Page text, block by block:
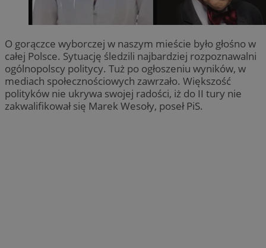
O gorączce wyborczej w naszym mieście było głośno w
całej Polsce. Sytuację śledzili najbardziej rozpoznawalni
ogólnopolscy politycy. Tuż po ogłoszeniu wyników, w
mediach społecznościowych zawrzało. Większość
polityków nie ukrywa swojej radości, iż do II tury nie
zakwalifikował się Marek Wesoły, poseł PiS.